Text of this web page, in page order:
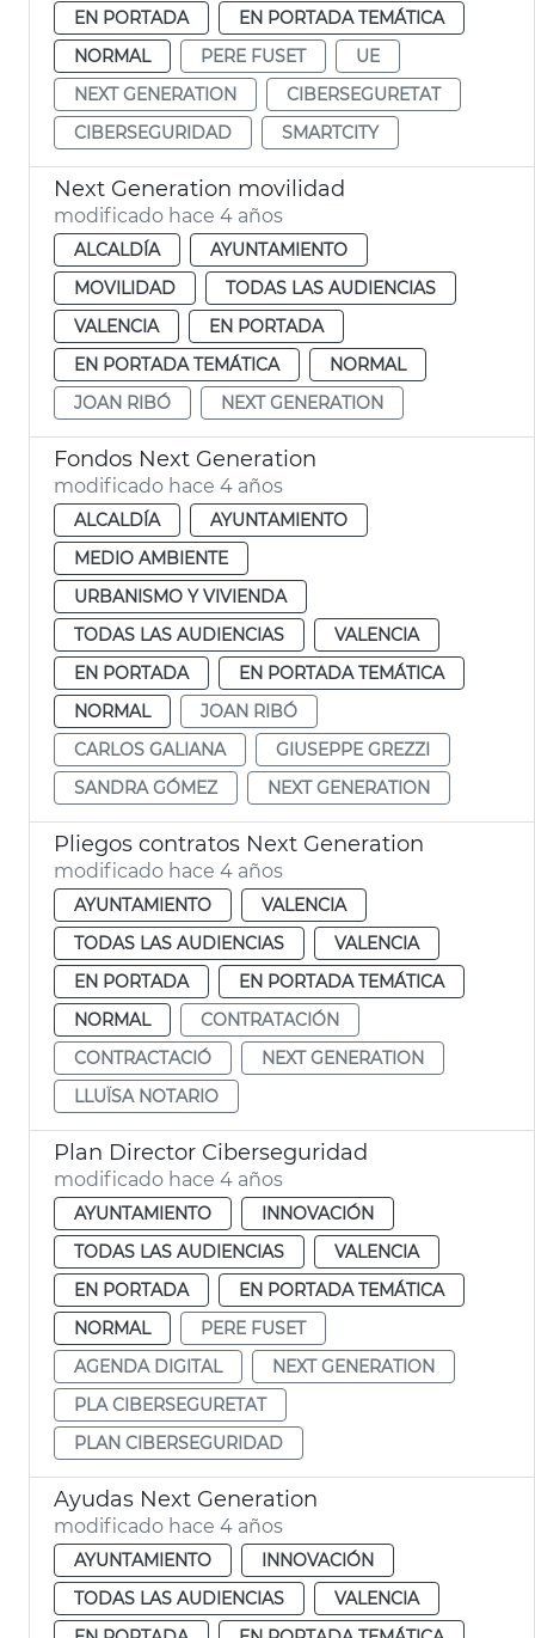
EN PORTADA
EN PORTADA TEMÁTICA
NORMAL
PERE FUSET
UE
NEXT GENERATION
CIBERSEGURETAT
CIBERSEGURIDAD
SMARTCITY
Next Generation movilidad
modificado hace 4 años
ALCALDÍA
AYUNTAMIENTO
MOVILIDAD
TODAS LAS AUDIENCIAS
VALENCIA
EN PORTADA
EN PORTADA TEMÁTICA
NORMAL
JOAN RIBÓ
NEXT GENERATION
Fondos Next Generation
modificado hace 4 años
ALCALDÍA
AYUNTAMIENTO
MEDIO AMBIENTE
URBANISMO Y VIVIENDA
TODAS LAS AUDIENCIAS
VALENCIA
EN PORTADA
EN PORTADA TEMÁTICA
NORMAL
JOAN RIBÓ
CARLOS GALIANA
GIUSEPPE GREZZI
SANDRA GÓMEZ
NEXT GENERATION
Pliegos contratos Next Generation
modificado hace 4 años
AYUNTAMIENTO
VALENCIA
TODAS LAS AUDIENCIAS
VALENCIA
EN PORTADA
EN PORTADA TEMÁTICA
NORMAL
CONTRATACIÓN
CONTRACTACIÓ
NEXT GENERATION
LLUÏSA NOTARIO
Plan Director Ciberseguridad
modificado hace 4 años
AYUNTAMIENTO
INNOVACIÓN
TODAS LAS AUDIENCIAS
VALENCIA
EN PORTADA
EN PORTADA TEMÁTICA
NORMAL
PERE FUSET
AGENDA DIGITAL
NEXT GENERATION
PLA CIBERSEGURETAT
PLAN CIBERSEGURIDAD
Ayudas Next Generation
modificado hace 4 años
AYUNTAMIENTO
INNOVACIÓN
TODAS LAS AUDIENCIAS
VALENCIA